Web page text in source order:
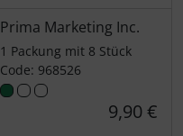
Prima Marketing Inc.
1 Packung mit 8 Stück
Code: 968526
9,90 €